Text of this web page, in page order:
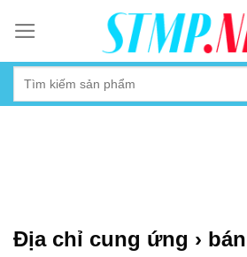
content
Địa chỉ cung ứng ›